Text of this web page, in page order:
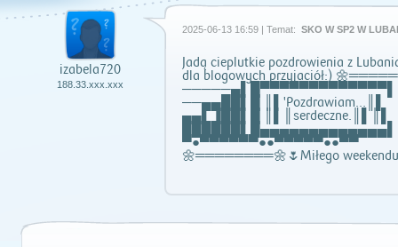
izabela720
188.33.xxx.xxx
2025-06-13 16:59 | Temat: SKO W SP2 W
Jadą cieplutkie pozdrowienia z
dla blogowych przyjaciół:)
─────▄▌█▀▀▀▀▀▀▀▀▀▀▀▀▀▌
──▄▄██▌█ ║▌'Pozdrawiam…║▌
▄▄▌▐██▌█ ║▌║serdeczne.║▌║▌
██████▌█▄▄▄▄▄▄▄▄▄▄▄▄▄▌
▀●▀▀▀▀▀▀●●▀▀▀▀▀●●▀▀
🌼════════🌼🌷Miłego